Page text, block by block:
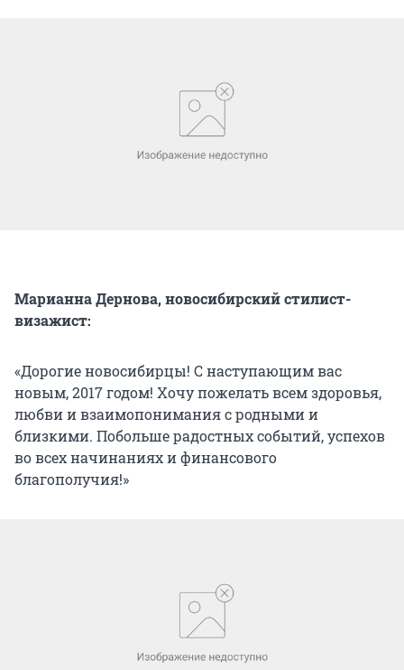
Марианна Дернова, новосибирский стилист-
визажист:
«Дорогие новосибирцы! С наступающим вас
новым, 2017 годом! Хочу пожелать всем здоровья,
любви и взаимопонимания с родными и
близкими. Побольше радостных событий, успехов
во всех начинаниях и финансового
благополучия!»